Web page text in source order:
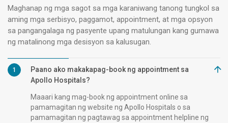
Maghanap ng mga sagot sa mga karaniwang tanong tungkol sa
aming mga serbisyo, paggamot, appointment, at mga opsyon
sa pangangalaga ng pasyente upang matulungan kang gumawa
ng matalinong mga desisyon sa kalusugan.
1
Paano ako makakapag-book ng appointment sa
Apollo Hospitals?
Maaari kang mag-book ng appointment online sa
pamamagitan ng website ng Apollo Hospitals o sa
pamamagitan ng pagtawag sa appointment helpline ng